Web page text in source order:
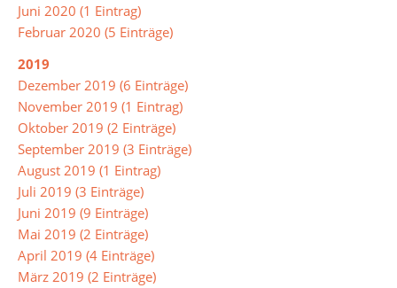
Schul-
und
Hausordnung
Was
war
los
Aktuelles
Geschehen
Pressespiegel
Juni 2020 (1 Eintrag)
Februar 2020 (5 Einträge)
2019
Dezember 2019 (6 Einträge)
November 2019 (1 Eintrag)
Oktober 2019 (2 Einträge)
September 2019 (3 Einträge)
August 2019 (1 Eintrag)
Juli 2019 (3 Einträge)
Juni 2019 (9 Einträge)
Mai 2019 (2 Einträge)
April 2019 (4 Einträge)
März 2019 (2 Einträge)